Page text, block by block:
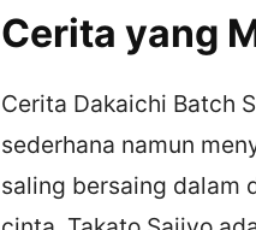
Cerita yang
Cerita Dakaichi Batch
sederhana namun
saling bersaing dalam